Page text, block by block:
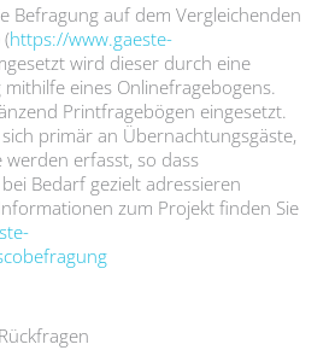
Befragung auf dem Vergleichenden
https://www.gaeste-
wird dieser durch eine
eines Onlinefragebogens.
Printfragebögen eingesetzt.
primär an Übernachtungsgäste,
werden erfasst, so dass
Bedarf gezielt adressieren
zum Projekt finden Sie